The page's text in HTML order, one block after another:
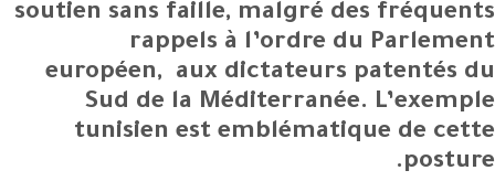
soutien sans faille, malgré des fréquents
rappels à l’ordre du Parlement
européen, aux dictateurs patentés du
Sud de la Méditerranée. L’exemple
tunisien est emblématique de cette
posture.